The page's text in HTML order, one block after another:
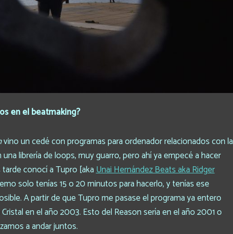
en el beatmaking?
vino un cedé con programas para ordenador relacionados con la
librería de loops, muy guarro, pero ahí ya empecé a hacer
tarde conocí a Tupro [akaUnai Hernández Beats aka Ridger
solo tenías 15 o 20 minutos para hacerlo, y tenías ese
A partir de que Tupro me pasase el programa ya entero
en el año 2003. Esto del Reason sería en el año 2001 o
a andar juntos.